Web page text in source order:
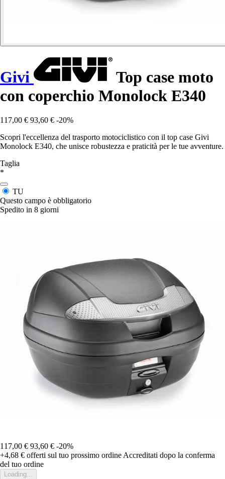
Givi
Top case moto
con coperchio Monolock E340
117,00 € 93,60 € -20%
Scopri l'eccellenza del trasporto motociclistico con il top case Givi
Monolock E340, che unisce robustezza e praticità per le tue avventure.
Taglia
*
TU
Questo campo è obbligatorio
Spedito in 8 giorni
117,00 € 93,60 € -20%
+4,68 € offerti sul tuo prossimo ordine Accreditati dopo la conferma
del tuo ordine
Loading...